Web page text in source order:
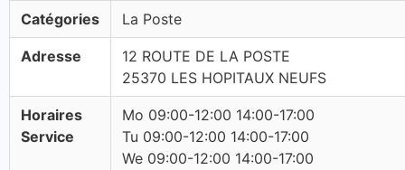
Catégories La Poste
Adresse
12 ROUTE DE LA POSTE
25370 LES HOPITAUX NEUFS
Horaires
Service
Mo 09:00-12:00 14:00-17:00
Tu 09:00-12:00 14:00-17:00
We 09:00-12:00 14:00-17:00